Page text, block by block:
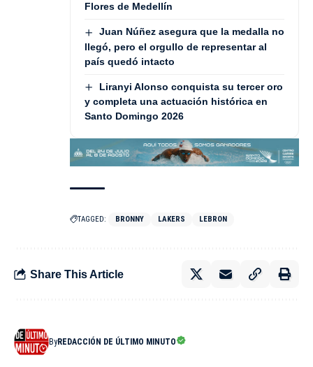
Flores de Medellín
Juan Núñez asegura que la medalla no
llegó, pero el orgullo de representar al
país quedó intacto
Liranyi Alonso conquista su tercer oro
y completa una actuación histórica en
Santo Domingo 2026
TAGGED: BRONNY LAKERS LEBRON
Share This Article
ByREDACCIÓN DE ÚLTIMO MINUTO